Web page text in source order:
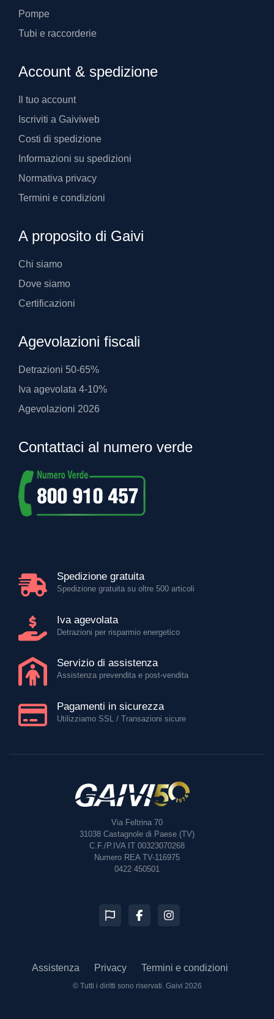
Pompe
Tubi e raccorderie
Account & spedizione
Il tuo account
Iscriviti a Gaiviweb
Costi di spedizione
Informazioni su spedizioni
Normativa privacy
Termini e condizioni
A proposito di Gaivi
Chi siamo
Dove siamo
Certificazioni
Agevolazioni fiscali
Detrazioni 50-65%
Iva agevolata 4-10%
Agevolazioni 2026
Contattaci al numero verde
Spedizione gratuita
Spedizione gratuita su oltre 500 articoli
Iva agevolata
Detrazioni per risparmio energetico
Servizio di assistenza
Assistenza prevendita e post-vendita
Pagamenti in sicurezza
Utilizziamo SSL / Transazioni sicure
Via Feltrina 70
31038 Castagnole di Paese (TV)
C.F./P.IVA IT 00323070268
Numero REA TV-116975
0422 450501
Assistenza Privacy Termini e condizioni
© Tutti i diritti sono riservati. Gaivi 2026